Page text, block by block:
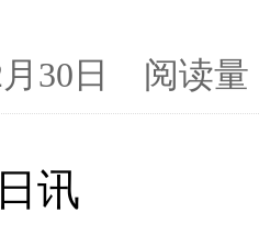
月30日 阅读
讯